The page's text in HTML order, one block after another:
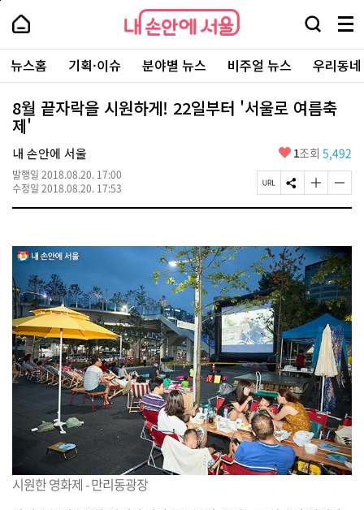
본
로
가
내
손
안
에
서
울
-
서
울
시
대
표
소
통
포
내
손
에
울
검
창
열
기
메
뉴
전
체
보
주
요
서
뉴스홈 기획·이슈 분야별 뉴스 비주얼 뉴스 우리동
8월 끝자락을 시원하게! 22일부터 '서울로 여름축
제'
내 손안에 서울
발행일 2018.08.20. 17:00
수정일 2018.08.20. 17:53
좋
요
1조회 5,492
페
이
R
L
복
사
S
N
유
하
기
글
자
크
게
변
경
하
기
글
자
작
게
변
경
하
기
시원한 영화제 - 만리동광장
페
상
단
로